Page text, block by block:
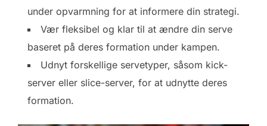
under opvarmning for at informere din strategi.
Vær fleksibel og klar til at ændre din serve
baseret på deres formation under kampen.
Udnyt forskellige servetyper, såsom kick-
server eller slice-server, for at udnytte deres
formation.